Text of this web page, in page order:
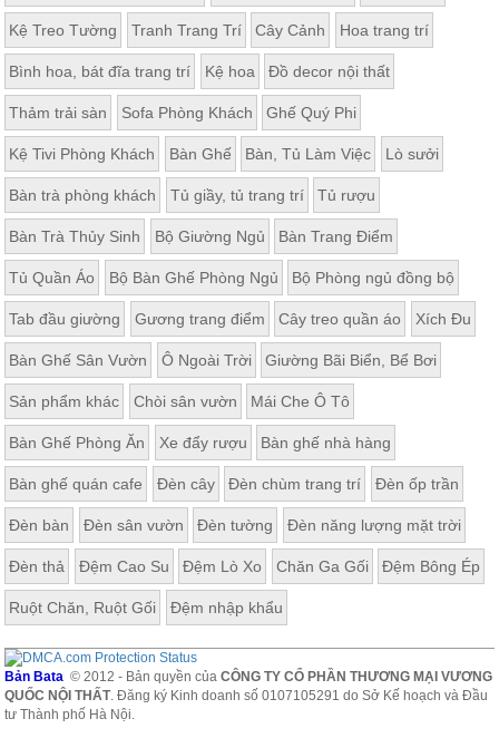
Kệ Treo Tường Tranh Trang Trí Cây Cảnh Hoa trang trí
Bình hoa, bát đĩa trang trí Kệ hoa Đồ decor nội thất
Thảm trải sàn Sofa Phòng Khách Ghế Quý Phi
Kệ Tivi Phòng Khách Bàn Ghế Bàn, Tủ Làm Việc Lò sưởi
Bàn trà phòng khách Tủ giầy, tủ trang trí Tủ rượu
Bàn Trà Thủy Sinh Bộ Giường Ngủ Bàn Trang Điểm
Tủ Quần Áo Bộ Bàn Ghế Phòng Ngủ Bộ Phòng ngủ đồng bộ
Tab đầu giường Gương trang điểm Cây treo quần áo Xích Đu
Bàn Ghế Sân Vườn Ô Ngoài Trời Giường Bãi Biển, Bể Bơi
Sản phẩm khác Chòi sân vườn Mái Che Ô Tô
Bàn Ghế Phòng Ăn Xe đẩy rượu Bàn ghế nhà hàng
Bàn ghế quán cafe Đèn cây Đèn chùm trang trí Đèn ốp trần
Đèn bàn Đèn sân vườn Đèn tường Đèn năng lượng mặt trời
Đèn thả Đệm Cao Su Đệm Lò Xo Chăn Ga Gối Đệm Bông Ép
Ruột Chăn, Ruột Gối Đệm nhập khẩu
Bản Bata © 2012 - Bản quyền củaCÔNG TY CỔ PHẦN THƯƠNG MẠI VƯƠNG
QUỐC NỘI THẤT. Đăng ký Kinh doanh số 0107105291 do Sở Kế hoạch và Đầu
tư Thành phố Hà Nội.